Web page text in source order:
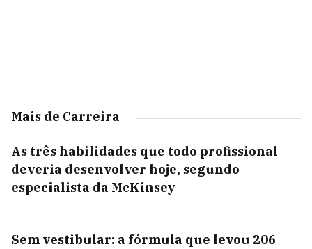
Mais de Carreira
As três habilidades que todo profissional
deveria desenvolver hoje, segundo
especialista da McKinsey
Sem vestibular: a fórmula que levou 206